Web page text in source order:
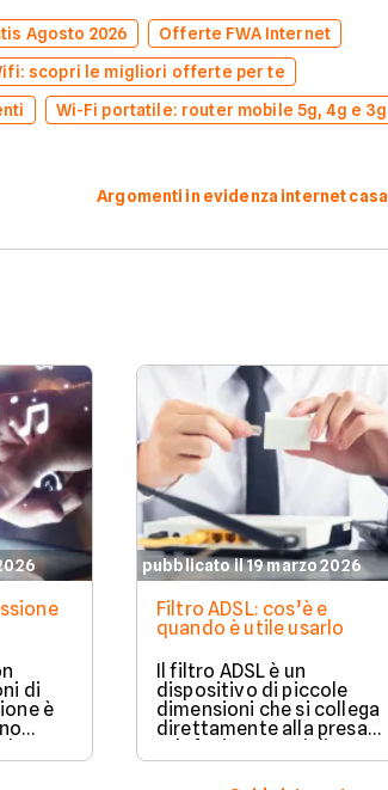
Agosto 2026
Offerte FWA Internet
scopri le migliori offerte per te
Wi-Fi portatile: router mobile 5g, 4g e 3g
Argomenti in evidenza internet casa
di
è
pubblicato il 19 marzo 2026
Filtro ADSL: cos’è e
quando è utile usarlo
Il filtro ADSL è un
dispositivo di piccole
dimensioni che si collega
direttamente alla presa
telefonica per migliorare
la qualità della linea.